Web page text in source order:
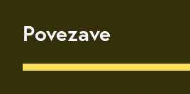
Povezave